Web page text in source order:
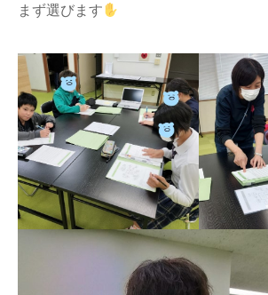
まず選びます